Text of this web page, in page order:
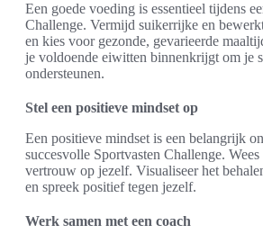
Een goede voeding is essentieel tijdens
Challenge. Vermijd suikerrijke en
en kies voor gezonde, gevarieerde
je voldoende eiwitten binnenkrijgt om je
ondersteunen.
Stel een positieve mindset op
Een positieve mindset is een belangrijk
succesvolle Sportvasten Challenge.
vertrouw op jezelf. Visualiseer het
en spreek positief tegen jezelf.
Werk samen met een coach